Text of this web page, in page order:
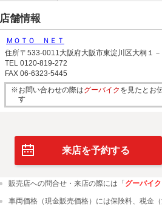
店舗情報
ＭＯＴＯ ＮＥＴ
住所〒533-0011大阪府大阪市東淀川区大桐１－
TEL 0120-819-272
FAX 06-6323-5445
※お問い合わせの際はグーバイク を見たとお
す
来店を予約する
販売店への問合せ・来店の際には「グーバイ
車両価格（現金販売価格）には保険料、税金